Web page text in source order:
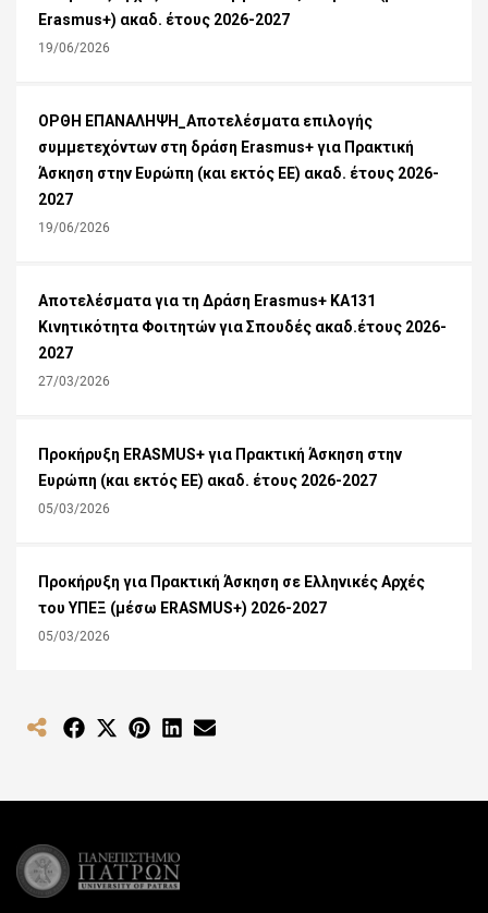
Erasmus+) ακαδ. έτους 2026-2027
19/06/2026
ΟΡΘΗ ΕΠΑΝΑΛΗΨΗ_Αποτελέσματα επιλογής
συμμετεχόντων στη δράση Erasmus+ για Πρακτική
Άσκηση στην Ευρώπη (και εκτός ΕΕ) ακαδ. έτους 2026-
2027
19/06/2026
Αποτελέσματα για τη Δράση Εrasmus+ KA131
Κινητικότητα Φοιτητών για Σπουδές ακαδ.έτους 2026-
2027
27/03/2026
Προκήρυξη ERASMUS+ για Πρακτική Άσκηση στην
Ευρώπη (και εκτός ΕΕ) ακαδ. έτους 2026-2027
05/03/2026
Προκήρυξη για Πρακτική Άσκηση σε Ελληνικές Αρχές
του ΥΠΕΞ (μέσω ERASMUS+) 2026-2027
05/03/2026
Share Share
(Twitter)
Share Share